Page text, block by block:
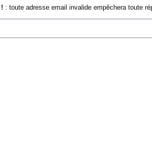
: toute adresse email invalide empêchera toute